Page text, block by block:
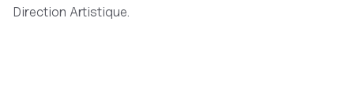
Direction Artistique.